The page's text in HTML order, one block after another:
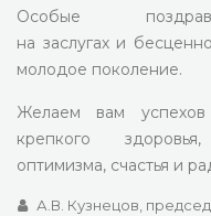
Особые
на заслугах и
молодое поколение.
Желаем вам
крепкого
оптимизма, счастья и
А.В. Кузнецов,